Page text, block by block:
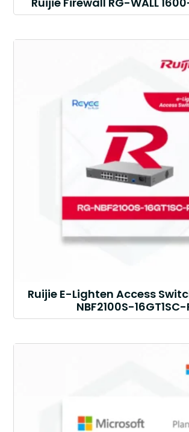
Ruijie E-Lighten Access
NBF2100S-16GT1SC-